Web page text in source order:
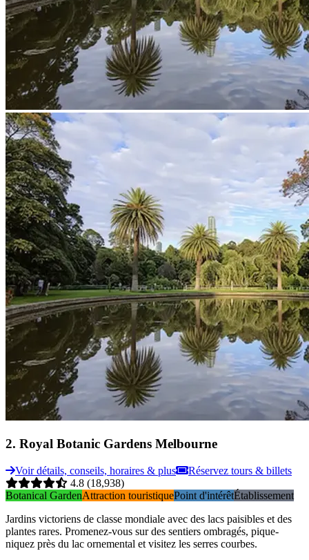
2. Royal Botanic Gardens Melbourne
Voir détails, conseils, horaires & plus
Réservez tours & billets
4.8 (18,938)
Botanical GardenAttraction touristiquePoint d'intérêtÉtablissement
Jardins victoriens de classe mondiale avec des lacs paisibles et des
plantes rares. Promenez-vous sur des sentiers ombragés, pique-
niquez près du lac ornemental et visitez les serres courbes.